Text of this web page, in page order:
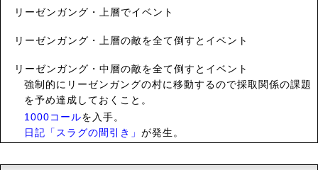
リーゼンガング・上層でイベント
リーゼンガング・上層の敵を全て倒すとイベント
リーゼンガング・中層の敵を全て倒すとイベント
強制的にリーゼンガングの村に移動するので採取関係の課題
を予め達成しておくこと。
1000コールを入手。
日記「スラグの間引き」 が発生。